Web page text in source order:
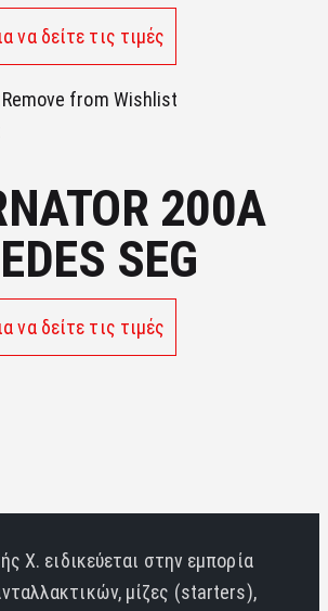
να δείτε τις τιμές
Remove from Wishlist
200A
SEG
να δείτε τις τιμές
Χ. ειδικεύεται στην εμπορία
μίζες (starters),